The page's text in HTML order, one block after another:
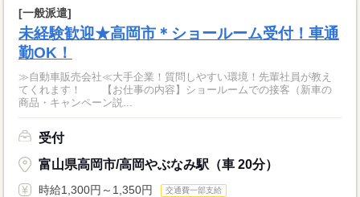
[一般派遣]
未経験歓迎★高岡市＊ショールーム受付！車通
勤OK！
≫自動車販売会社≪大手企業！質問しやすい環境！先輩社員が教え
てくれます！ 【お仕事の内容】ショールームでの接客（新車の
商品・キャンペーン説...
受付
富山県高岡市/高岡やぶなみ駅（車 20分）
時給1,300円～1,350円 交通費一部支給